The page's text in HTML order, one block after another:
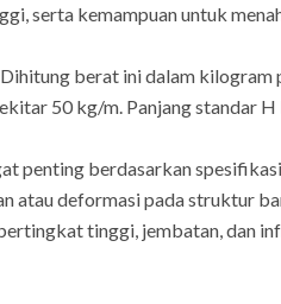
serta kemampuan untuk
berat ini dalam kilogram
50 kg/m. Panjang standar H
penting berdasarkan
atau deformasi pada struktur
tinggi, jembatan, dan